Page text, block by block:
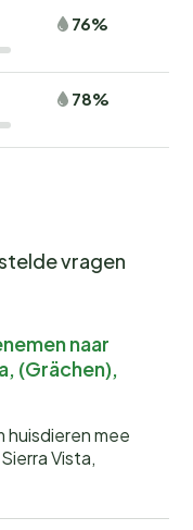
76%
78%
vragen
naar
(Grächen),
mee
Vista,